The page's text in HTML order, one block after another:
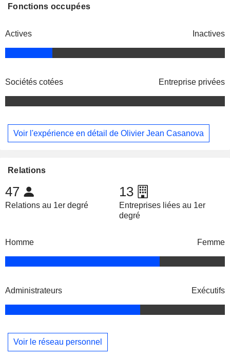
Fonctions occupées
Actives Inactives
Sociétés cotées Entreprise privées
Voir l'expérience en détail de Olivier Jean Casanova
Relations
47
Relations au 1er degré
13
Entreprises liées au 1er
degré
Homme Femme
Administrateurs Exécutifs
Voir le réseau personnel